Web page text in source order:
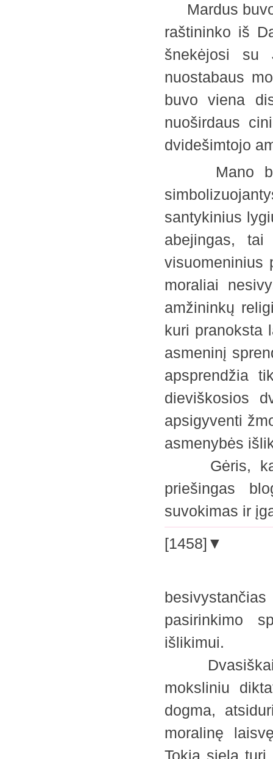
Mardus buvo
raštininko iš
šnekėjosi su
nuostabaus
buvo viena
nuoširdaus
dvidešimtojo
Mano
santykinius
abejingas,
visuomeninius
moraliai
amžininkų
kuri pranoksta
asmeninį
apsprendžia
dieviškosios
apsigyventi
asmenybės
Gėris, kaip
priešingas
suvokimas ir
[1458]▼
pasirinkimo
išlikimui.
Dvasiškai
moksliniu
dogma,
moralinę
Tokia siela turi